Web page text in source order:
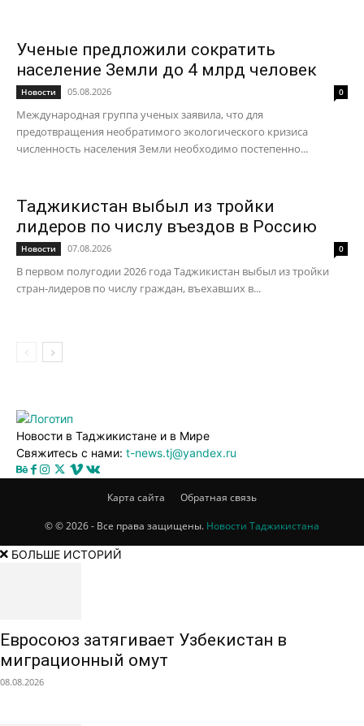
Ученые предложили сократить
население Земли до 4 млрд человек
Новости 05.08.2026 0
Международная группа ученых заявила, что для
предотвращения необратимого экологического кризиса
численность населения Земли необходимо постепенно...
Таджикистан выбыл из тройки
лидеров по числу въездов в Россию
Новости 07.08.2026 0
В первом полугодии 2026 года Таджикистан выбыл из тройки
стран-лидеров по числу граждан, въехавших в...
Новости в Таджикистане и в Мире
Свяжитесь с нами: t-news.tj@yandex.ru
Карта сайта Обратная связь
© © 2026 - Все права защищены. Новости Таджикистана
БОЛЬШЕ ИСТОРИЙ
Евросоюз затягивает Узбекистан в
миграционный омут
08.08.2026